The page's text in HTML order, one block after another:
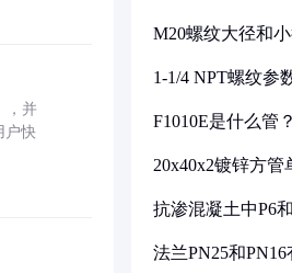
，并
户快
M20螺纹大径和
1-1/4 NPT螺纹参
F1010E是什么管
20x40x2镀锌方
抗渗混凝土中P6
法兰PN25和PN16